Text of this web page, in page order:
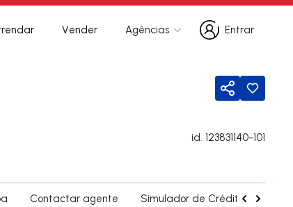
Vender Agências
Entrar
Entrar
Partilhar
id. 123831140-101
Contactar agente Simulador de Crédito